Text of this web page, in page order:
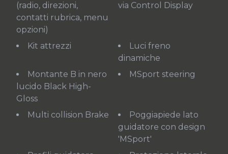
(radio, direzioni,
contatti rubrica, menu
opzioni)
via Control Display
Kit attrezzi
Luci freno
dinamiche
Montante B in nero
lucido Black High-
Gloss
MSport steering
Multi collision Brake
Poggiapiede lato
guidatore con design
'MSport'